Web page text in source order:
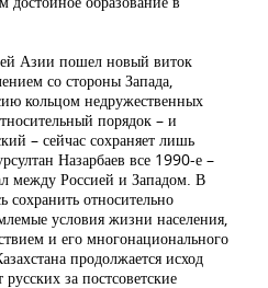
Азии пошел новый виток
со стороны Запада,
кольцом недружественных
порядок – и
– сейчас сохраняет лишь
Назарбаев все 1990-е –
между Россией и Западом. В
сохранить относительно
условия жизни населения,
и его многонационального
продолжается исход
за постсоветские